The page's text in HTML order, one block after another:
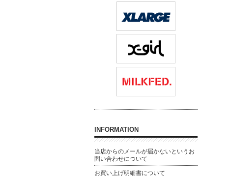
INFORMATION
当店からのメールが届かないというお
問い合わせについて
お買い上げ明細書について